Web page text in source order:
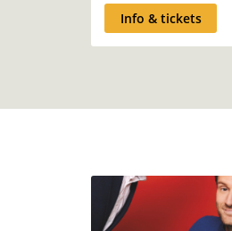
Info & tickets